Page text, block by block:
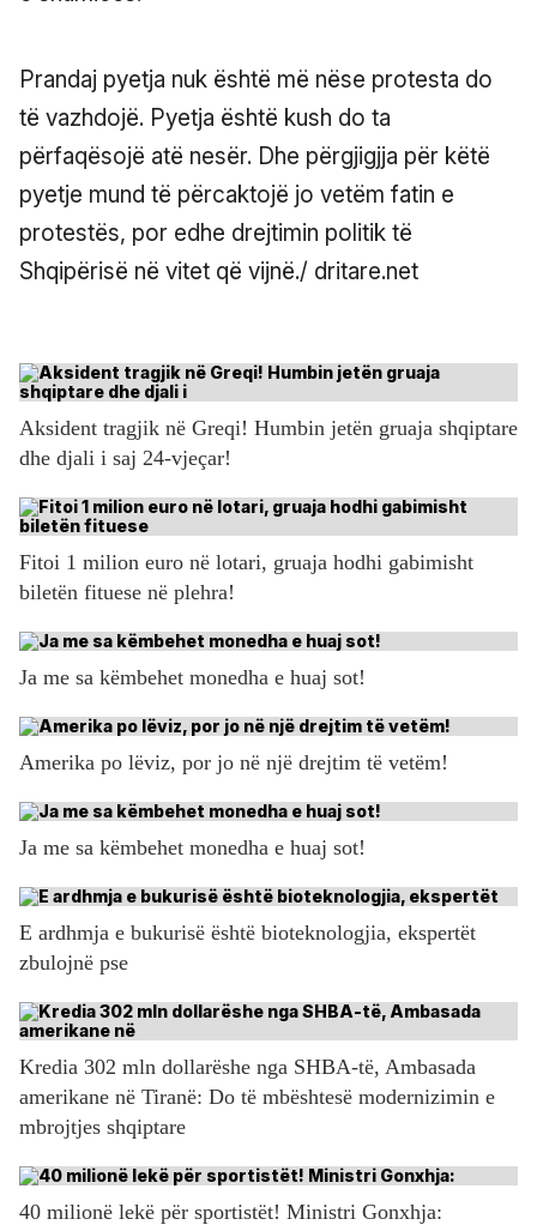
Prandaj pyetja nuk është më nëse protesta do
të vazhdojë. Pyetja është kush do ta
përfaqësojë atë nesër. Dhe përgjigjja për këtë
pyetje mund të përcaktojë jo vetëm fatin e
protestës, por edhe drejtimin politik të
Shqipërisë në vitet që vijnë./ dritare.net
Aksident tragjik në Greqi! Humbin jetën gruaja shqiptare
dhe djali i saj 24-vjeçar!
Fitoi 1 milion euro në lotari, gruaja hodhi gabimisht
biletën fituese në plehra!
Ja me sa këmbehet monedha e huaj sot!
Amerika po lëviz, por jo në një drejtim të vetëm!
Ja me sa këmbehet monedha e huaj sot!
E ardhmja e bukurisë është bioteknologjia, ekspertët
zbulojnë pse
Kredia 302 mln dollarëshe nga SHBA-të, Ambasada
amerikane në Tiranë: Do të mbështesë modernizimin e
mbrojtjes shqiptare
40 milionë lekë për sportistët! Ministri Gonxhja: